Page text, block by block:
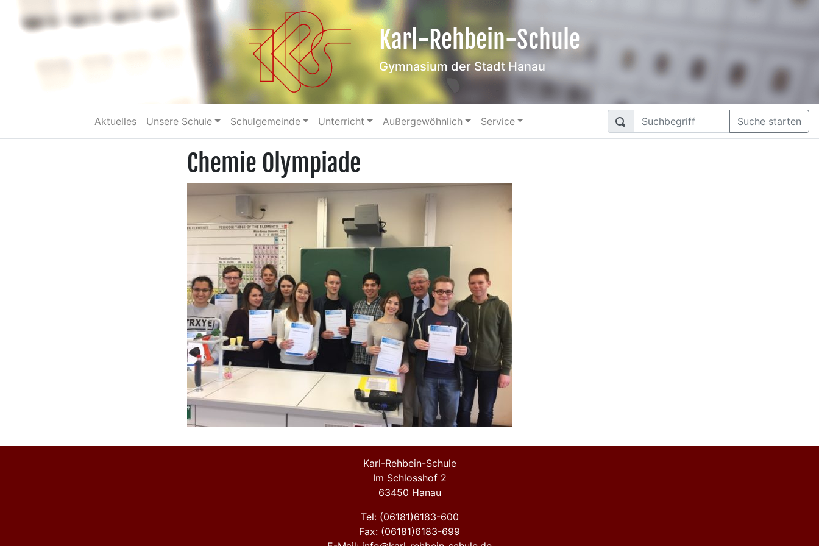
Karl-Rehbein-Schule
Gymnasium der Stadt Hanau
Aktuelles Unsere Schule Schulgemeinde Unterricht Außergewöhnlich Service Suche starten
Chemie Olympiade
Karl-Rehbein-Schule
Im Schlosshof 2
63450 Hanau
Tel: (06181)6183-600
Fax: (06181)6183-699